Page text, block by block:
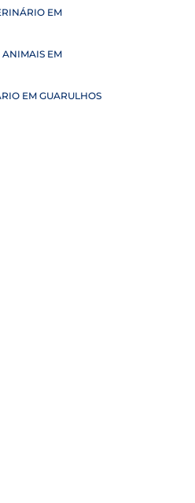
EM
ANIMAIS EM
EM GUARULHOS